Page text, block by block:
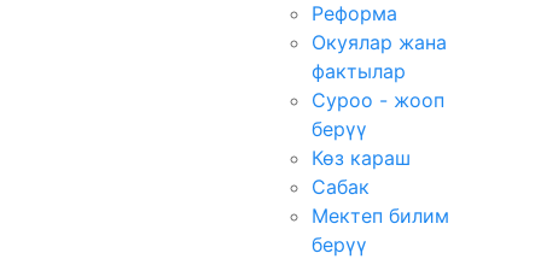
Реформа
Окуялар жана
фактылар
Суроо - жооп
берүү
Көз караш
Сабак
Мектеп билим
берүү